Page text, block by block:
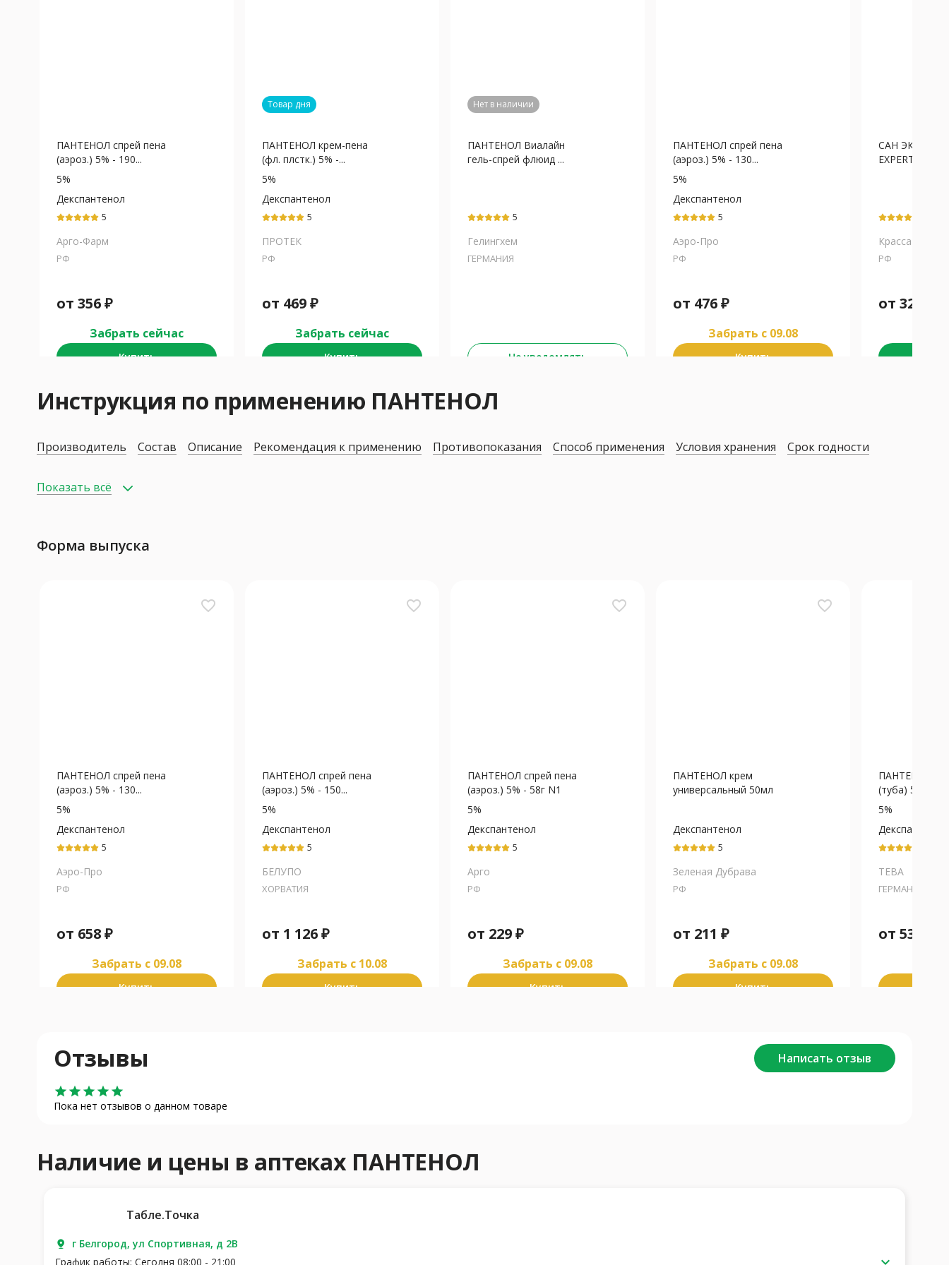
ПАНТЕНОЛ спрей пена
(аэроз.) 5% - 190...
5%
Декспантенол
5
Арго-Фарм
РФ
от 356₽
Забрать сейчас
Купить
Товар дня
ПАНТЕНОЛ крем-пена
(фл. плстк.) 5% -...
5%
Декспантенол
5
ПРОТЕК
РФ
от 469₽
Забрать сейчас
Купить
Нет в наличии
ПАНТЕНОЛ Виалайн
гель-спрей флюид ...
5
Гелингхем
ГЕРМАНИЯ
Не уведомлять
ПАНТЕНОЛ спрей пена
(аэроз.) 5% - 130...
5%
Декспантенол
5
Аэро-Про
РФ
от 476₽
Забрать c 09.08
Купить
САН ЭКСПЕРТ
EXPERT)
Красса-
РФ
от 320
Инструкция по применению ПАНТЕНОЛ
Производитель Состав Описание Рекомендация к применению Противопоказания Способ применения Условия хранения Срок годности
Показать всё
Форма выпуска
favorite_border
ПАНТЕНОЛ спрей пена
(аэроз.) 5% - 130...
5%
Декспантенол
5
Аэро-Про
РФ
от 658₽
Забрать c 09.08
Купить
favorite_border
ПАНТЕНОЛ спрей пена
(аэроз.) 5% - 150...
5%
Декспантенол
5
БЕЛУПО
ХОРВАТИЯ
от 1 126₽
Забрать c 10.08
Купить
favorite_border
ПАНТЕНОЛ спрей пена
(аэроз.) 5% - 58г N1
5%
Декспантенол
5
Арго
РФ
от 229₽
Забрать c 09.08
Купить
favorite_border
ПАНТЕНОЛ крем
универсальный 50мл
Декспантенол
5
Зеленая Дубрава
РФ
от 211 ₽
Забрать c 09.08
Купить
ПАНТЕНОЛ
(туба) 5% -
5%
Декспантенол
ТЕВА
ГЕРМАНИЯ
от 536
Отзывы Написать отзыв
star star star star star
Пока нет отзывов о данном товаре
Наличие и цены в аптеках ПАНТЕНОЛ
Табле.Точка
г Белгород, ул Спортивная, д 2В
График работы: Сегодня 08:00 - 21:00